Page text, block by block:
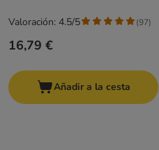
16,79 €
Valoración: 4.5/5 (97)
Añadir a la cesta